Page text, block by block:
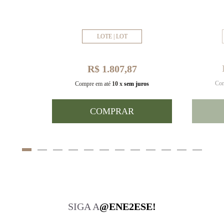
LOTE | LOT
R$ 1.807,87
Compre em até 10 x sem juros
COMPRAR
SIGA A@ENE2ESE!